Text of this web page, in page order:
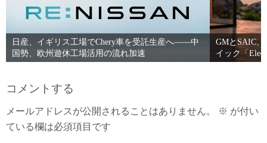
日産、イギリス工場でChery車を受託生産へ――中
国勢、欧州遊休工場活用の流れ加速
GMとSAIC
イック「
コメントする
メールアドレスが公開されることはありません。 ※ が付い
ている欄は必須項目です